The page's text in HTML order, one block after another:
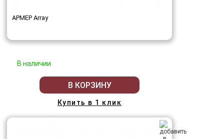
АРМЕР Array
В наличии
В КОРЗИНУ
Купить в 1 клик